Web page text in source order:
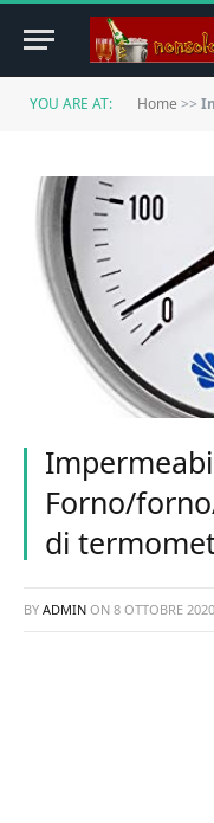
YOU ARE AT: Home >>
Forno/
di
BY ADMIN ON 8 OTTOBRE 2020